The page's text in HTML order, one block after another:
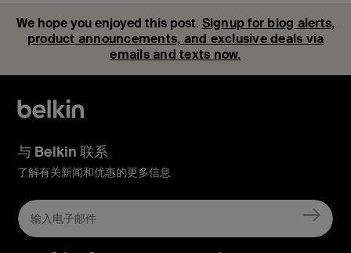
We hope you enjoyed this post. Signup for blog alerts,
product announcements, and exclusive deals via
emails and texts now.
与 Belkin 联系
了解有关新闻和优惠的更多信息